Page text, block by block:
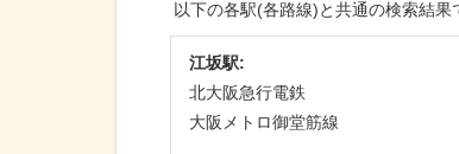
以下の各駅(各路線)と共通の検索結果
江坂駅:
北大阪急行電鉄
大阪メトロ御堂筋線